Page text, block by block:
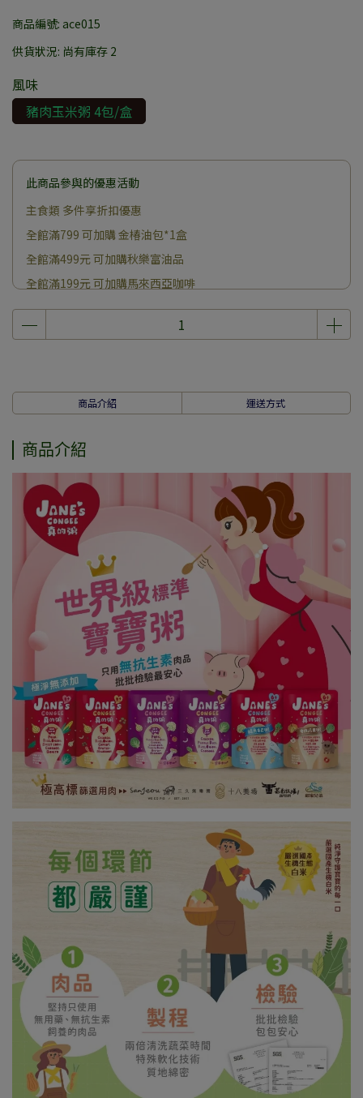
商品編號: ace015
供貨狀況: 尚有庫存 2
風味
豬肉玉米粥 4包/盒
此商品參與的優惠活動
主食類 多件享折扣優惠
全館滿799 可加購 金椿油包*1盒
全館滿499元 可加購秋樂富油品
全館滿199元 可加購馬來西亞咖啡
商品介紹 運送方式
商品介紹